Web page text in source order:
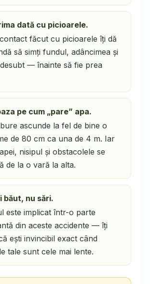
dată cu picioarele.
făcut cu picioarele îți dă
să simți fundul, adâncimea și
— înainte să fie prea
pe cum „pare” apa.
ascunde la fel de bine o
de 80 cm ca una de 4 m. Iar
nisipul și obstacolele se
de la o vară la alta.
băut, nu sări.
este implicat într-o parte
din aceste accidente — îți
ești invincibil exact când
tale sunt cele mai lente.